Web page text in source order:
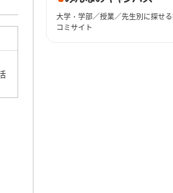
大学・学部／授業／先生別に探せ
コミサイト